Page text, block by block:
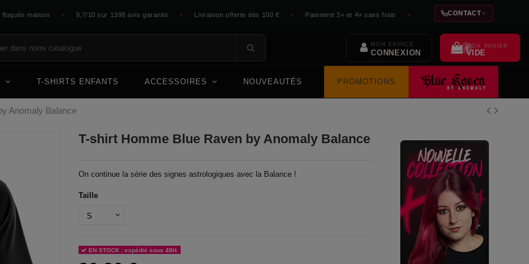
maison ✦ 9,7/10 sur 1398 avis garantis ✦ Livraison offerte dès 100 € ✦ Paiement 3× et 4× sans frais ✦ Expédition 48h depuis l'atelier
CONTACT
MON ESPACE
CONNEXION
0MON PANIER
VIDE
T-SHIRTS ENFANTS ACCESSOIRES NOUVEAUTÉS PROMOTIONS
Anomaly Balance
T-shirt Homme Blue Raven by Anomaly Balance
On continue la série des signes astrologiques avec la Balance !
Taille
EN STOCK : expédié sous 48H.